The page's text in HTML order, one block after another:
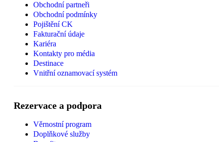
Obchodní partneři
Obchodní podmínky
Pojištění CK
Fakturační údaje
Kariéra
Kontakty pro média
Destinace
Vnitřní oznamovací systém
Rezervace a podpora
Věrnostní program
Doplňkové služby